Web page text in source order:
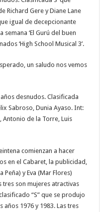
Richard Gere y Diane Lane
igual de decepcionante
semana ‘El Gurú del buen
‘High School Musical 3’.
un saludo nos vemos
años desnudos. Clasificada
Sabroso, Dunia Ayaso. Int:
Antonio de la Torre, Luis
comienzan a hacer
en el Cabaret, la publicidad,
Peña) y Eva (Mar Flores)
son mujeres atractivas
“S” que se produjo
años 1976 y 1983. Las tres